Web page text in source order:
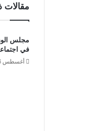
في
أغسطس 6, 2026